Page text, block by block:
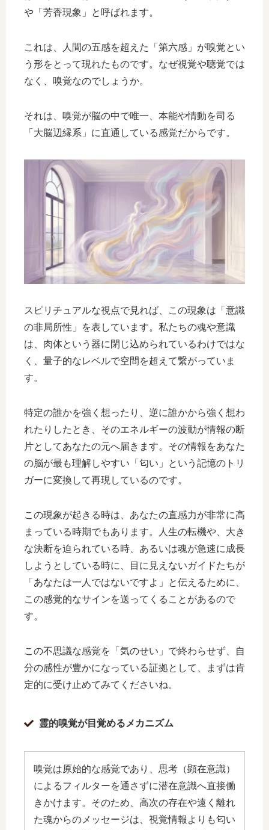
や「芳香現象」と呼ばれます。
これは、人間の五感を超えた「第六感」が嗅覚とい
う形をとって現れたものです。なぜ視覚や聴覚では
なく、嗅覚なのでしょうか。
それは、嗅覚が脳の中で唯一、本能や情動を司る
「大脳辺縁系」に直通している感覚だからです。
スピリチュアルな視点で見れば、この現象は「意識
の非局所性」を表しています。私たちの魂や意識
は、肉体という器に閉じ込められているわけではな
く、量子的なレベルで空間を超えて繋がっていま
す。
特定の誰かを強く想ったり、逆に誰かから強く想わ
れたりしたとき、そのエネルギーの波動が情報の断
片としてあなたの元へ届きます。その情報をあなた
の脳が最も理解しやすい「匂い」という記憶のトリ
ガーに変換して再現しているのです。
この現象が起きる時は、あなたの直感力が非常に高
まっている時期でもあります。人生の転機や、大き
な決断を迫られている時、あるいは魂が急速に成長
しようとしている時に、目に見えないガイドたちが
「あなたは一人ではないですよ」と伝えるために、
この感覚的なサインを送ってくることがあるので
す。
この不思議な感覚を「気のせい」で終わらせず、自
分の感性が豊かになっている証拠として、まずは肯
定的に受け止めてみてくださいね。
霊的嗅覚が目覚めるメカニズム
嗅覚は原始的な感覚であり、思考（顕在意識）
によるフィルターを通さずに潜在意識へ直接働
きかけます。そのため、高次の存在や遠く離れ
た魂からのメッセージは、視覚情報よりも匂い